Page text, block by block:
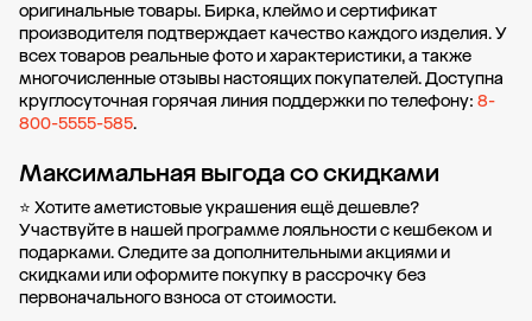
оригинальные товары. Бирка, клеймо и сертификат
производителя подтверждает качество каждого изделия. У
всех товаров реальные фото и характеристики, а также
многочисленные отзывы настоящих покупателей. Доступна
круглосуточная горячая линия поддержки по телефону: 8-
800-5555-585.
Максимальная выгода со скидками
⭐ Хотите аметистовые украшения ещё дешевле?
Участвуйте в нашейпрограмме лояльностис кешбеком и
подарками. Следите за дополнительнымиакциями и
скидкамиили оформитепокупку в рассрочкубез
первоначального взноса от стоимости.